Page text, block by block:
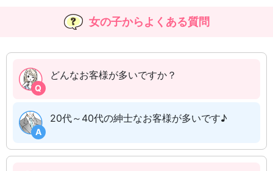
女の子からよくある質問
Q
どんなお客様が多いですか？
A
20代～40代の紳士なお客様が多いです♪